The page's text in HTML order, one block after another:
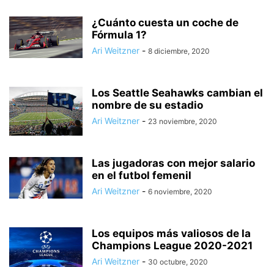
¿Cuánto cuesta un coche de
Fórmula 1?
Ari Weitzner - 8 diciembre, 2020
Los Seattle Seahawks cambian el
nombre de su estadio
Ari Weitzner - 23 noviembre, 2020
Las jugadoras con mejor salario
en el futbol femenil
Ari Weitzner - 6 noviembre, 2020
Los equipos más valiosos de la
Champions League 2020-2021
Ari Weitzner - 30 octubre, 2020